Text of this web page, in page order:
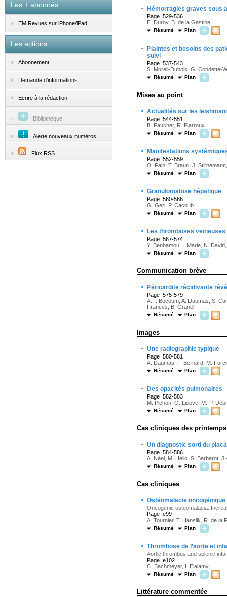
Les + abonnés
EM|Revues sur iPhone/iPad
Les actions
Abonnement
Demande d'informations
Ecrire à la rédaction
Bibliothèque
Alerte nouveaux numéros
Flux RSS
· Hémorragies graves sous
Page :529-536
E. Duroy, B. de la Gastine
Résumé Plan
·
Plaintes et besoins des
suivi
Page :537-543
S. Morell-Dubois, G. Condette-
Résumé Plan
Mises au point
· Actualités sur les
Page :544-551
B. Faucher, R. Piarroux
Résumé Plan
· Manifestations
Page :552-559
O. Fain, T. Braun, J.
Résumé Plan
· Granulomatose hépatique
Page :560-566
G. Geri, P. Cacoub
Résumé Plan
· Les thromboses
Page :567-574
Y. Benhamou, I. Marie, N.
Résumé Plan
Communication brève
· Péricardite récidivante
Page :575-579
A.-I. Bocoum, A. Daumas, S.
Frances, B. Granel
Résumé Plan
Images
· Une radiographie typique
Page :580-581
A. Daumas, F. Bernard, M.
Résumé Plan
· Des opacités pulmonaires
Page :582-583
M. Pichon, O. Lidove, M.-P.
Résumé Plan
Cas cliniques des printemps
· Un diagnostic sorti du
Page :584-586
A. Néel, M. Hello, S. Barbarot,
Résumé Plan
Cas cliniques
· Ostéomalacie
Oncogenic osteomalacia:
Page :e99
A. Tournier, T. Hanslik, R. de la
Résumé Plan
· Thrombose de l’aorte et
Aortic thrombus and splenic
Page :e102
C. Bachmeyer, I. Elalamy
Résumé Plan
Littérature commentée